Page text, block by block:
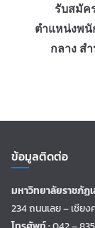
รับสมัค
ตำแหน่งพนั
กลาง ส
ข้อมูลติดต่อ
มหาวิทยาลัยราชภัฏ
234 ถนนเลย – เชีย